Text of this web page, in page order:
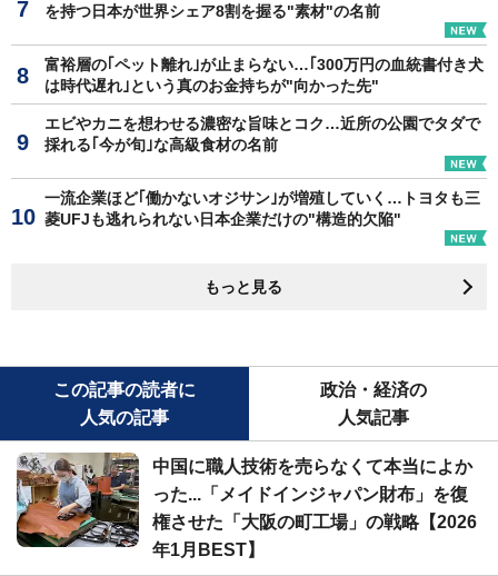
を持つ日本が世界シェア8割を握る"素材"の名前
富裕層の｢ペット離れ｣が止まらない…｢300万円の血統書付き犬
は時代遅れ｣という真のお金持ちが"向かった先"
エビやカニを想わせる濃密な旨味とコク…近所の公園でタダで
採れる｢今が旬｣な高級食材の名前
一流企業ほど｢働かないオジサン｣が増殖していく…トヨタも三
菱UFJも逃れられない日本企業だけの"構造的欠陥"
もっと見る
この記事の読者に
人気の記事
政治・経済の
人気記事
中国に職人技術を売らなくて本当によか
った...「メイドインジャパン財布」を復
権させた「大阪の町工場」の戦略【2026
年1月BEST】